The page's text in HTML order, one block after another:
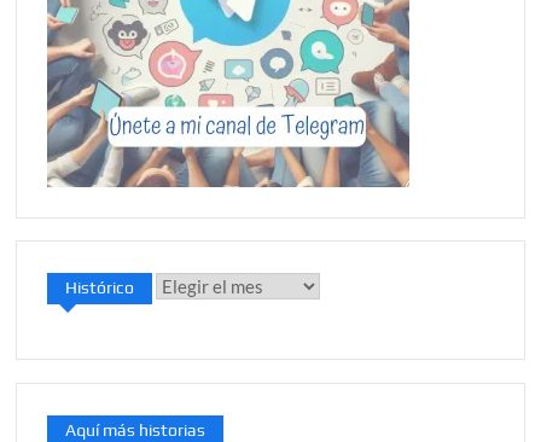
Histórico Histórico
Aquí más historias